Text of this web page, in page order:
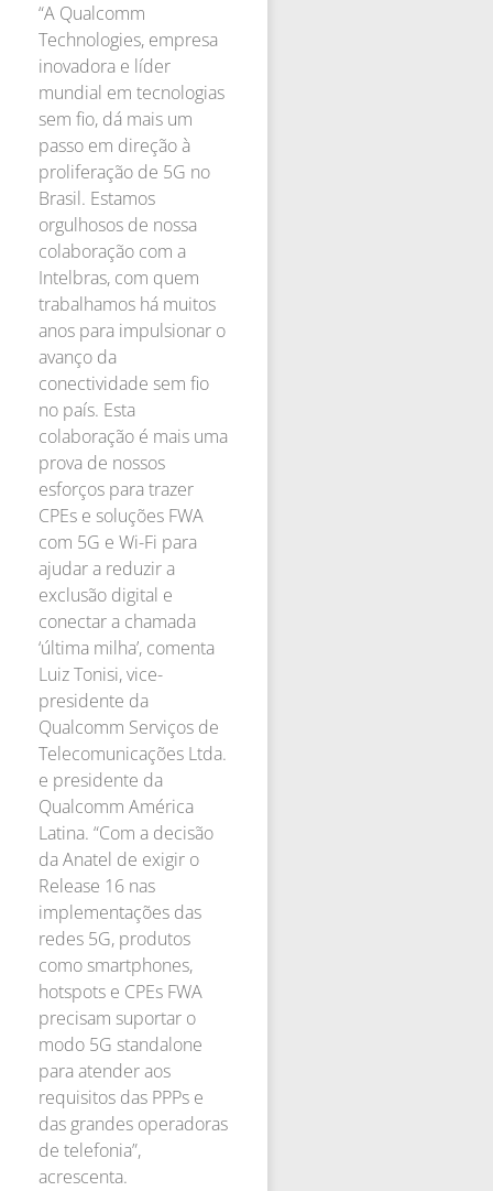
“A Qualcomm
Technologies, empresa
inovadora e líder
mundial em tecnologias
sem fio, dá mais um
passo em direção à
proliferação de 5G no
Brasil. Estamos
orgulhosos de nossa
colaboração com a
Intelbras, com quem
trabalhamos há muitos
anos para impulsionar o
avanço da
conectividade sem fio
no país. Esta
colaboração é mais uma
prova de nossos
esforços para trazer
CPEs e soluções FWA
com 5G e Wi-Fi para
ajudar a reduzir a
exclusão digital e
conectar a chamada
‘última milha’, comenta
Luiz Tonisi, vice-
presidente da
Qualcomm Serviços de
Telecomunicações Ltda.
e presidente da
Qualcomm América
Latina. “Com a decisão
da Anatel de exigir o
Release 16 nas
implementações das
redes 5G, produtos
como smartphones,
hotspots e CPEs FWA
precisam suportar o
modo 5G standalone
para atender aos
requisitos das PPPs e
das grandes operadoras
de telefonia”,
acrescenta.